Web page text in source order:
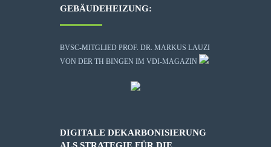
GEBÄUDEHEIZUNG:
BVSC-MITGLIED PROF. DR. MARKUS LAUZI
VON DER TH BINGEN IM VDI-MAGAZIN
DIGITALE DEKARBONISIERUNG